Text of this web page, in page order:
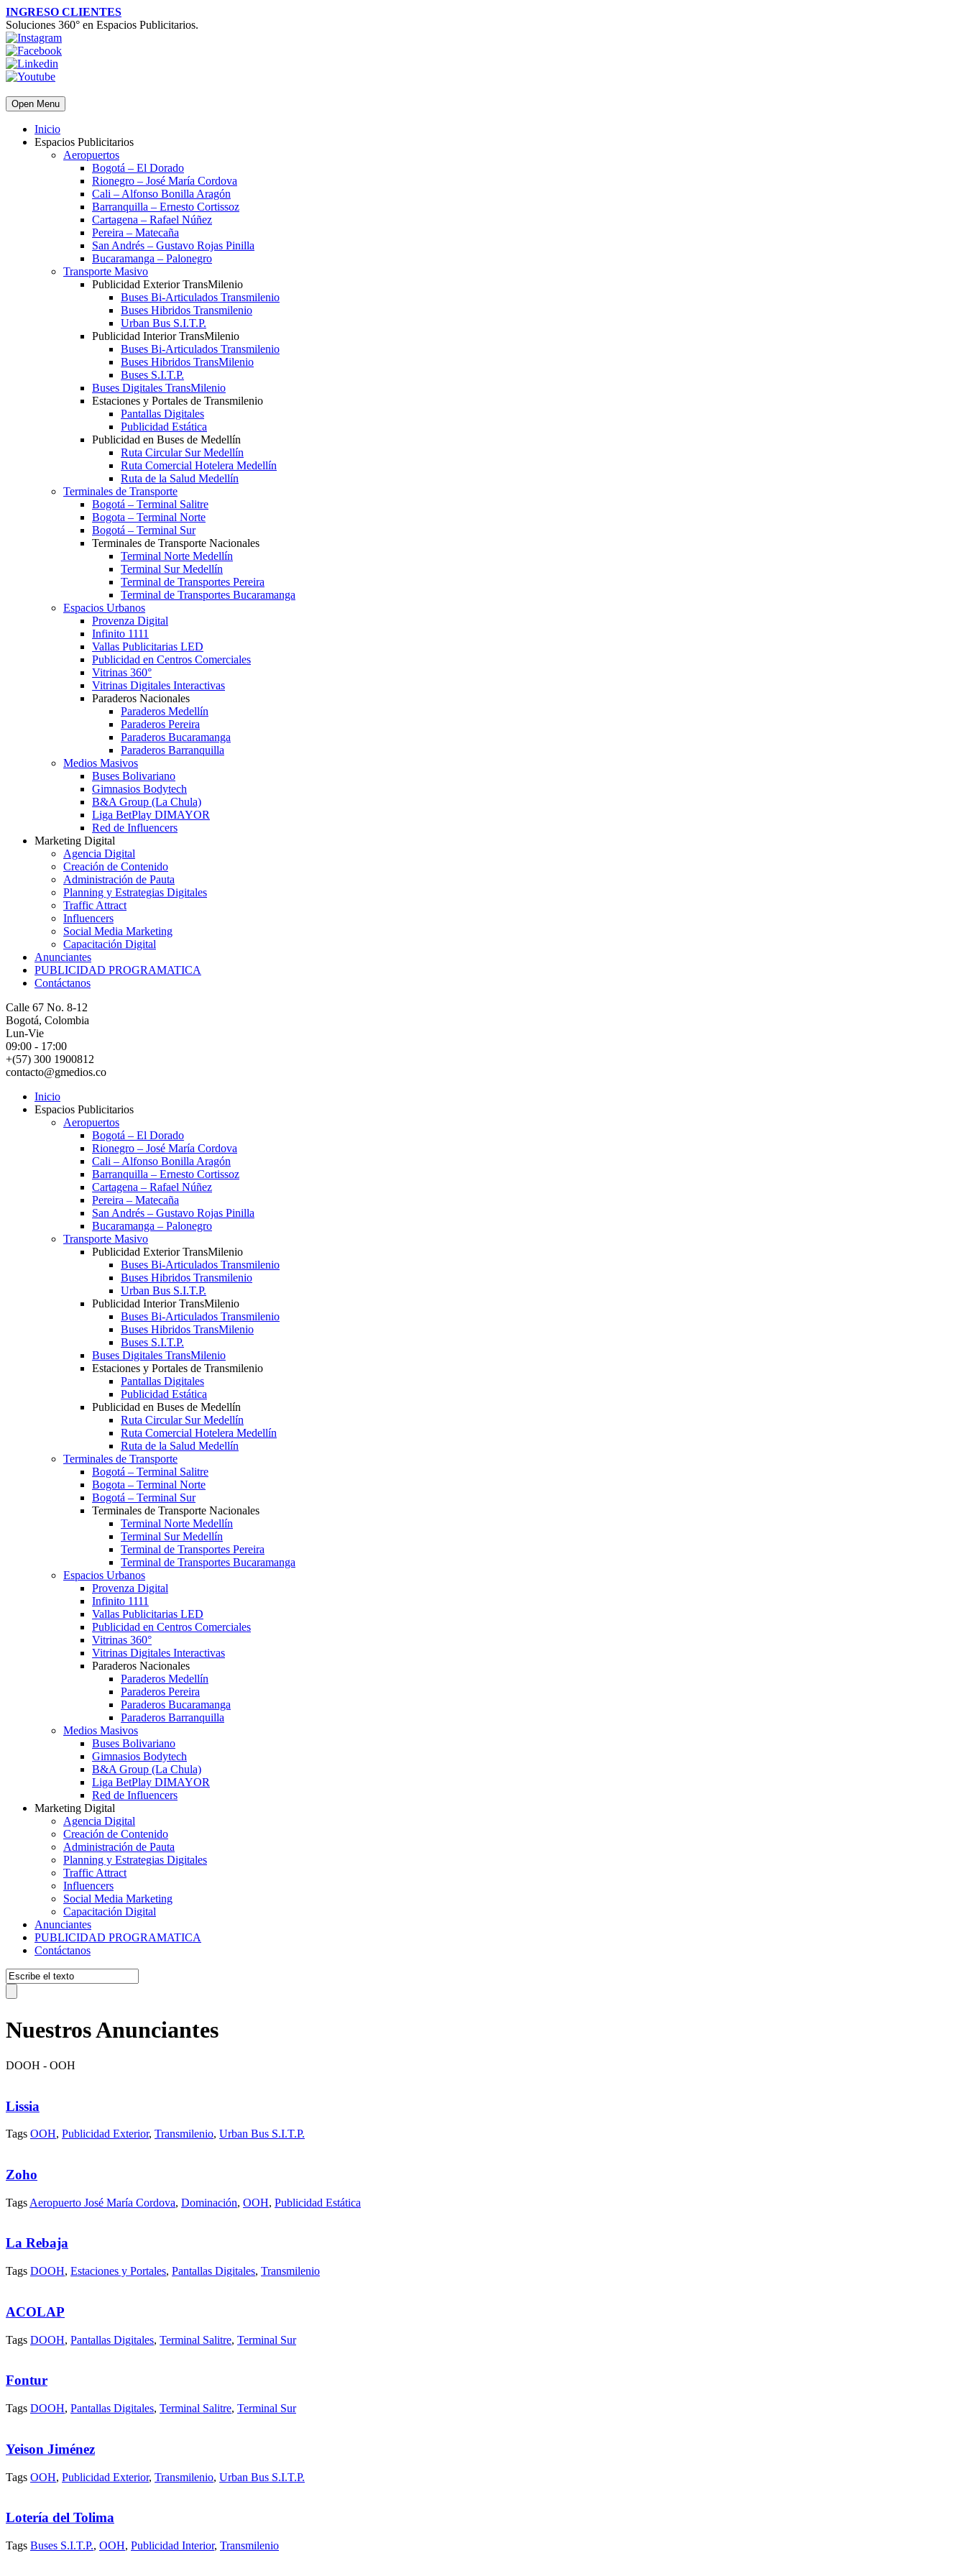
INGRESO CLIENTES
Soluciones 360° en Espacios Publicitarios.
Open Menu
Inicio
Espacios Publicitarios
Aeropuertos
Bogotá – El Dorado
Rionegro – José María Cordova
Cali – Alfonso Bonilla Aragón
Barranquilla – Ernesto Cortissoz
Cartagena – Rafael Núñez
Pereira – Matecaña
San Andrés – Gustavo Rojas Pinilla
Bucaramanga – Palonegro
Transporte Masivo
Publicidad Exterior TransMilenio
Buses Bi-Articulados Transmilenio
Buses Hibridos Transmilenio
Urban Bus S.I.T.P.
Publicidad Interior TransMilenio
Buses Bi-Articulados Transmilenio
Buses Hibridos TransMilenio
Buses S.I.T.P.
Buses Digitales TransMilenio
Estaciones y Portales de Transmilenio
Pantallas Digitales
Publicidad Estática
Publicidad en Buses de Medellín
Ruta Circular Sur Medellín
Ruta Comercial Hotelera Medellín
Ruta de la Salud Medellín
Terminales de Transporte
Bogotá – Terminal Salitre
Bogota – Terminal Norte
Bogotá – Terminal Sur
Terminales de Transporte Nacionales
Terminal Norte Medellín
Terminal Sur Medellín
Terminal de Transportes Pereira
Terminal de Transportes Bucaramanga
Espacios Urbanos
Provenza Digital
Infinito 1111
Vallas Publicitarias LED
Publicidad en Centros Comerciales
Vitrinas 360°
Vitrinas Digitales Interactivas
Paraderos Nacionales
Paraderos Medellín
Paraderos Pereira
Paraderos Bucaramanga
Paraderos Barranquilla
Medios Masivos
Buses Bolivariano
Gimnasios Bodytech
B&A Group (La Chula)
Liga BetPlay DIMAYOR
Red de Influencers
Marketing Digital
Agencia Digital
Creación de Contenido
Administración de Pauta
Planning y Estrategias Digitales
Traffic Attract
Influencers
Social Media Marketing
Capacitación Digital
Anunciantes
PUBLICIDAD PROGRAMATICA
Contáctanos
Calle 67 No. 8-12
Bogotá, Colombia
Lun-Vie
09:00 - 17:00
+(57) 300 1900812
contacto@gmedios.co
Inicio
Espacios Publicitarios
Aeropuertos
Bogotá – El Dorado
Rionegro – José María Cordova
Cali – Alfonso Bonilla Aragón
Barranquilla – Ernesto Cortissoz
Cartagena – Rafael Núñez
Pereira – Matecaña
San Andrés – Gustavo Rojas Pinilla
Bucaramanga – Palonegro
Transporte Masivo
Publicidad Exterior TransMilenio
Buses Bi-Articulados Transmilenio
Buses Hibridos Transmilenio
Urban Bus S.I.T.P.
Publicidad Interior TransMilenio
Buses Bi-Articulados Transmilenio
Buses Hibridos TransMilenio
Buses S.I.T.P.
Buses Digitales TransMilenio
Estaciones y Portales de Transmilenio
Pantallas Digitales
Publicidad Estática
Publicidad en Buses de Medellín
Ruta Circular Sur Medellín
Ruta Comercial Hotelera Medellín
Ruta de la Salud Medellín
Terminales de Transporte
Bogotá – Terminal Salitre
Bogota – Terminal Norte
Bogotá – Terminal Sur
Terminales de Transporte Nacionales
Terminal Norte Medellín
Terminal Sur Medellín
Terminal de Transportes Pereira
Terminal de Transportes Bucaramanga
Espacios Urbanos
Provenza Digital
Infinito 1111
Vallas Publicitarias LED
Publicidad en Centros Comerciales
Vitrinas 360°
Vitrinas Digitales Interactivas
Paraderos Nacionales
Paraderos Medellín
Paraderos Pereira
Paraderos Bucaramanga
Paraderos Barranquilla
Medios Masivos
Buses Bolivariano
Gimnasios Bodytech
B&A Group (La Chula)
Liga BetPlay DIMAYOR
Red de Influencers
Marketing Digital
Agencia Digital
Creación de Contenido
Administración de Pauta
Planning y Estrategias Digitales
Traffic Attract
Influencers
Social Media Marketing
Capacitación Digital
Anunciantes
PUBLICIDAD PROGRAMATICA
Contáctanos
Nuestros Anunciantes
DOOH - OOH
Lissia
Tags OOH, Publicidad Exterior, Transmilenio, Urban Bus S.I.T.P.
Zoho
Tags Aeropuerto José María Cordova, Dominación, OOH, Publicidad Estática
La Rebaja
Tags DOOH, Estaciones y Portales, Pantallas Digitales, Transmilenio
ACOLAP
Tags DOOH, Pantallas Digitales, Terminal Salitre, Terminal Sur
Fontur
Tags DOOH, Pantallas Digitales, Terminal Salitre, Terminal Sur
Yeison Jiménez
Tags OOH, Publicidad Exterior, Transmilenio, Urban Bus S.I.T.P.
Lotería del Tolima
Tags Buses S.I.T.P., OOH, Publicidad Interior, Transmilenio